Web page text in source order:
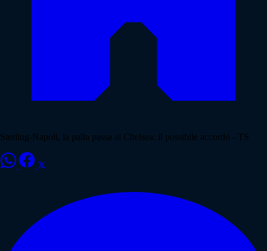
Sterling-Napoli, la palla passa al Chelsea: il possibile accordo - TS